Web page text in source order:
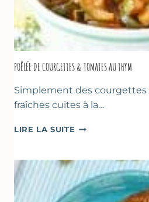
POÊLÉE DE COURGETTES & TOMATES AU THYM
Simplement des
fraîches cuites à la…
LIRE LA SUITE POÊLÉE
&
TOMATES
AU
THYM